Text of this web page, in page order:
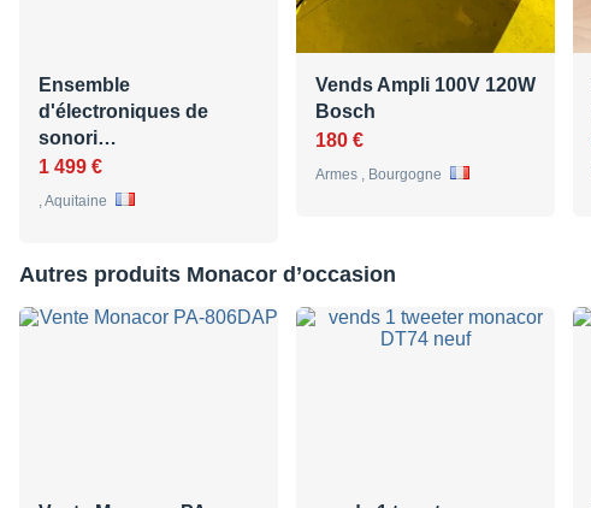
Ensemble
d'électroniques de
sonori…
1 499 €
, Aquitaine
Vends Ampli 100V 120W
Bosch
180 €
Armes , Bourgogne
Autres produits Monacor d’occasion